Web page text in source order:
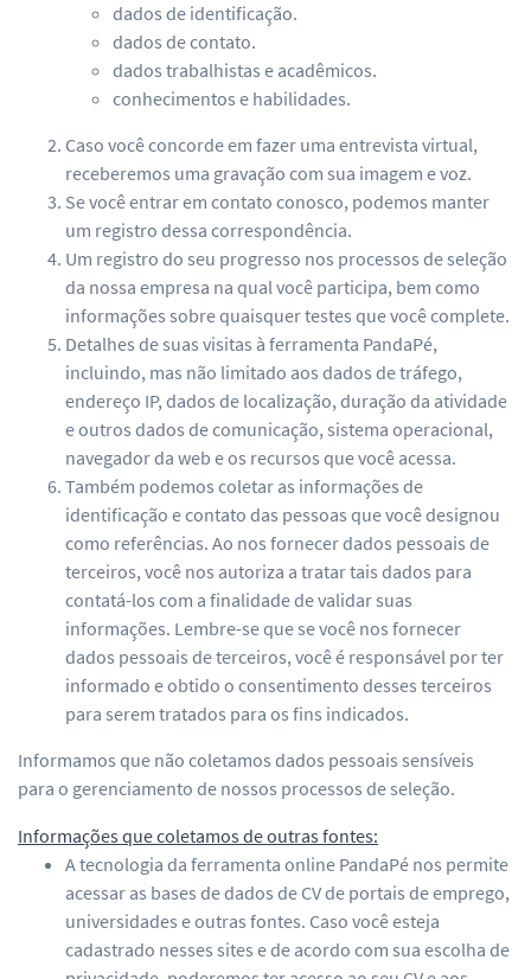
dados de identificação.
dados de contato.
dados trabalhistas e acadêmicos.
conhecimentos e habilidades.
Caso você concorde em fazer uma entrevista virtual,
receberemos uma gravação com sua imagem e voz.
Se você entrar em contato conosco, podemos manter
um registro dessa correspondência.
Um registro do seu progresso nos processos de seleção
da nossa empresa na qual você participa, bem como
informações sobre quaisquer testes que você complete.
Detalhes de suas visitas à ferramenta PandaPé,
incluindo, mas não limitado aos dados de tráfego,
endereço IP, dados de localização, duração da atividade
e outros dados de comunicação, sistema operacional,
navegador da web e os recursos que você acessa.
Também podemos coletar as informações de
identificação e contato das pessoas que você designou
como referências. Ao nos fornecer dados pessoais de
terceiros, você nos autoriza a tratar tais dados para
contatá-los com a finalidade de validar suas
informações. Lembre-se que se você nos fornecer
dados pessoais de terceiros, você é responsável por ter
informado e obtido o consentimento desses terceiros
para serem tratados para os fins indicados.
Informamos que não coletamos dados pessoais sensíveis
para o gerenciamento de nossos processos de seleção.
Informações que coletamos de outras fontes:
A tecnologia da ferramenta online PandaPé nos permite
acessar as bases de dados de CV de portais de emprego,
universidades e outras fontes. Caso você esteja
cadastrado nesses sites e de acordo com sua escolha de